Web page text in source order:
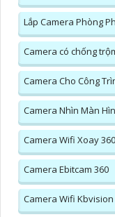
Lắp Camera Phòng
Camera có chống
Camera Cho Công
Camera Nhìn Màn
Camera Wifi Xoay
Camera Ebitcam 360
Camera Wifi